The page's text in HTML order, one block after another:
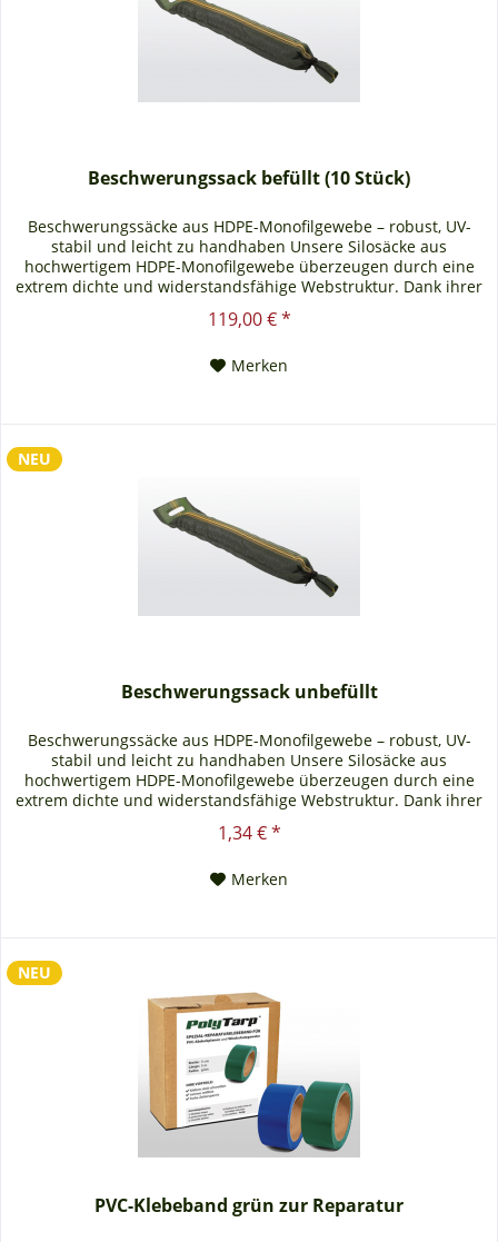
Beschwerungssack befüllt (10 Stück)
Beschwerungssäcke aus HDPE-Monofilgewebe – robust, UV-
stabil und leicht zu handhaben Unsere Silosäcke aus
hochwertigem HDPE-Monofilgewebe überzeugen durch eine
extrem dichte und widerstandsfähige Webstruktur. Dank ihrer
ausgezeichneten UV-Stabilität sind die Lichtenstein Silosäcke
für den mehrjährigen Einsatz im Außenbereich geeignet –
119,00 € *
Merken
NEU
Beschwerungssack unbefüllt
Beschwerungssäcke aus HDPE-Monofilgewebe – robust, UV-
stabil und leicht zu handhaben Unsere Silosäcke aus
hochwertigem HDPE-Monofilgewebe überzeugen durch eine
extrem dichte und widerstandsfähige Webstruktur. Dank ihrer
ausgezeichneten UV-Stabilität sind die Lichtenstein Silosäcke
für den mehrjährigen Einsatz im Außenbereich geeignet –
1,34 € *
Merken
NEU
PVC-Klebeband grün zur Reparatur